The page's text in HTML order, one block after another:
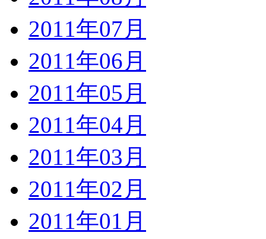
2011年07月
2011年06月
2011年05月
2011年04月
2011年03月
2011年02月
2011年01月